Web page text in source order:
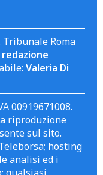
Tribunale Roma
redazione
Valeria Di
00919671008.
riproduzione
sul sito.
hosting
analisi ed i